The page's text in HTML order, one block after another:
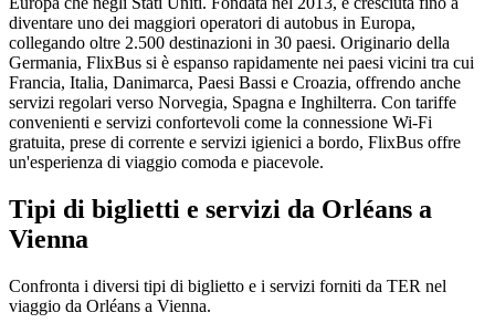
diventare uno dei maggiori operatori di autobus in Europa,
collegando oltre 2.500 destinazioni in 30 paesi. Originario della
Germania, FlixBus si è espanso rapidamente nei paesi vicini tra cui
Francia, Italia, Danimarca, Paesi Bassi e Croazia, offrendo anche
servizi regolari verso Norvegia, Spagna e Inghilterra. Con tariffe
convenienti e servizi confortevoli come la connessione Wi-Fi
gratuita, prese di corrente e servizi igienici a bordo, FlixBus offre
un'esperienza di viaggio comoda e piacevole.
Tipi di biglietti e servizi da Orléans a
Vienna
Confronta i diversi tipi di biglietto e i servizi forniti da TER nel
viaggio da Orléans a Vienna.